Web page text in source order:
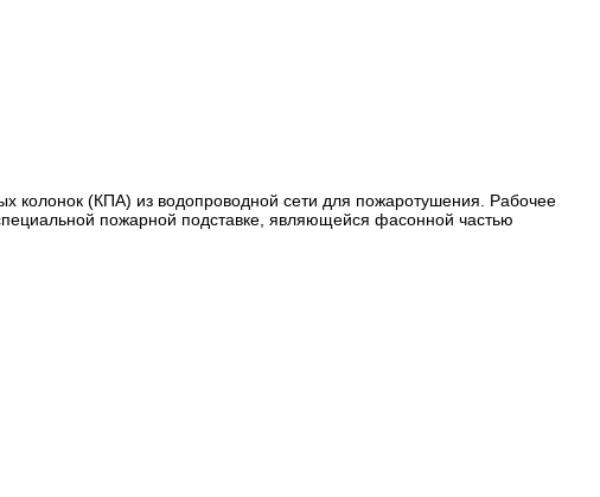
(КПА) из водопроводной сети для пожаротушения. Рабочее
пожарной подставке, являющейся фасонной частью